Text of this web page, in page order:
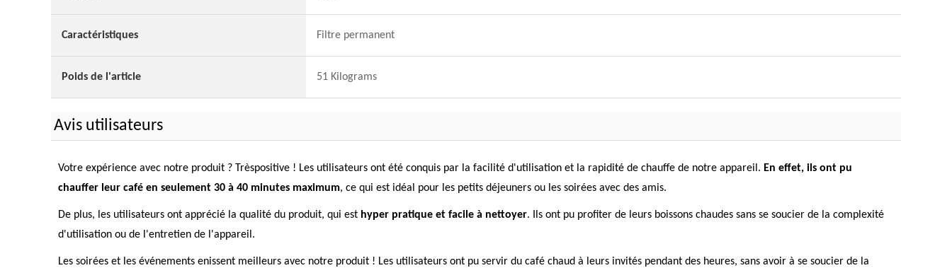
Caractéristiques Filtre permanent
Poids de l'article 51 Kilograms
Avis utilisateurs
Votre expérience avec notre produit ? Trèspositive ! Les utilisateurs ont été conquis par la facilité d'utilisation et la rapidité de chauffe de notre appareil. En effet, ils ont pu
chauffer leur café en seulement 30 à 40 minutes maximum, ce qui est idéal pour les petits déjeuners ou les soirées avec des amis.
De plus, les utilisateurs ont apprécié la qualité du produit, qui est hyper pratique et facile à nettoyer. Ils ont pu profiter de leurs boissons chaudes sans se soucier de la complexité
d'utilisation ou de l'entretien de l'appareil.
Les soirées et les événements enissent meilleurs avec notre produit ! Les utilisateurs ont pu servir du café chaud à leurs invités pendant des heures, sans avoir à se soucier de la